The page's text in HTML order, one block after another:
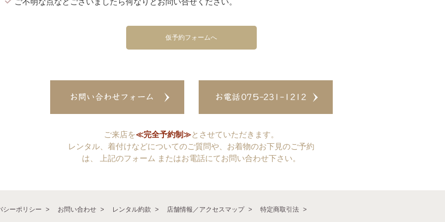
ご不明な点などございましたら何なりとお問い合せください。
仮予約フォームへ
ご来店を≪完全予約制≫とさせていただきます。
レンタル、着付けなどについてのご質問や、お着物のお下見のご予約
は、 上記のフォーム またはお電話にてお問い合わせ下さい。
シーポリシー お問い合わせ レンタル約款 店舗情報／アクセスマップ 特定商取引法